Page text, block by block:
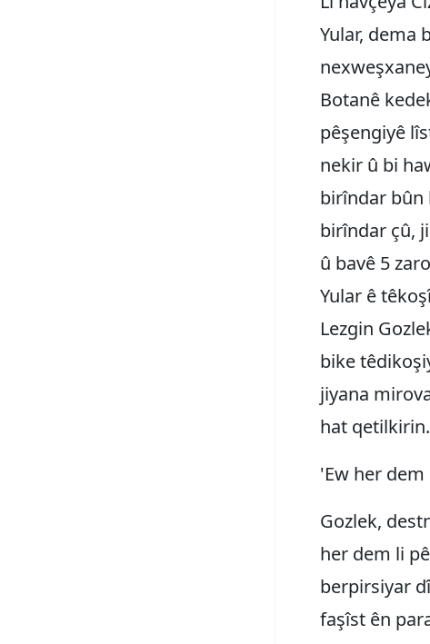
Yular, dema
Botanê
pêşengiyê
nekir û bi
birîndar bûn
birîndar çû,
û bavê 5
Yular ê
Lezgin
bike
jiyana
hat qetilkirin.
'Ew her
Gozlek,
her dem li
berpirsiyar
faşîst ên